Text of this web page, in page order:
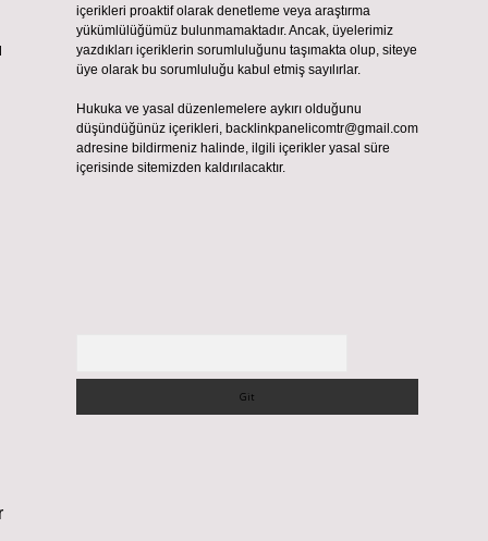
içerikleri proaktif olarak denetleme veya araştırma
yükümlülüğümüz bulunmamaktadır. Ancak, üyelerimiz
yazdıkları içeriklerin sorumluluğunu taşımakta olup, siteye
üye olarak bu sorumluluğu kabul etmiş sayılırlar.
Hukuka ve yasal düzenlemelere aykırı olduğunu
düşündüğünüz içerikleri, backlinkpanelicomtr@gmail.com
adresine bildirmeniz halinde, ilgili içerikler yasal süre
içerisinde sitemizden kaldırılacaktır.